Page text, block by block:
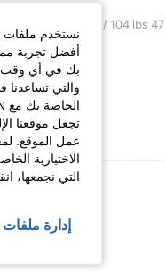
47 kg / 104 lbs
عرض المزيد
نستخدم ملفات
أفضل تجربة
بك في أي وقت
والتي
تجعل موقعنا
عمل الموقع.
الاختيارية
التي نجمعها،
إدارة ملفات